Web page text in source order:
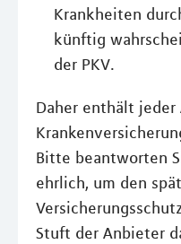
Krankheiten
künftig
der PKV.
Daher enthält
Bitte beantworten
ehrlich, um den
Stuft der Anbieter